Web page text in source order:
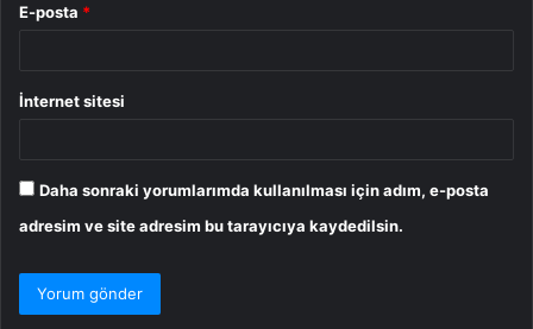
E-posta *
İnternet sitesi
Daha sonraki yorumlarımda kullanılması için adım, e-posta
adresim ve site adresim bu tarayıcıya kaydedilsin.